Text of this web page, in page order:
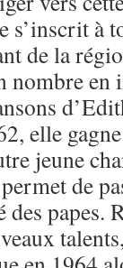
s’inscrit à
de la
nombre en
elle
jeune
de
papes.